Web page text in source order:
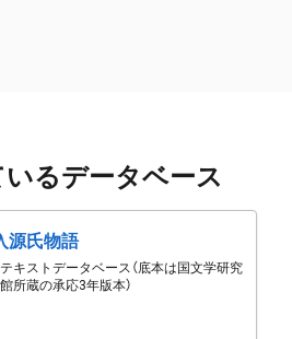
るデータベース
源氏物語
キストデータベース（底本は国文学研究
所蔵の承応3年版本）